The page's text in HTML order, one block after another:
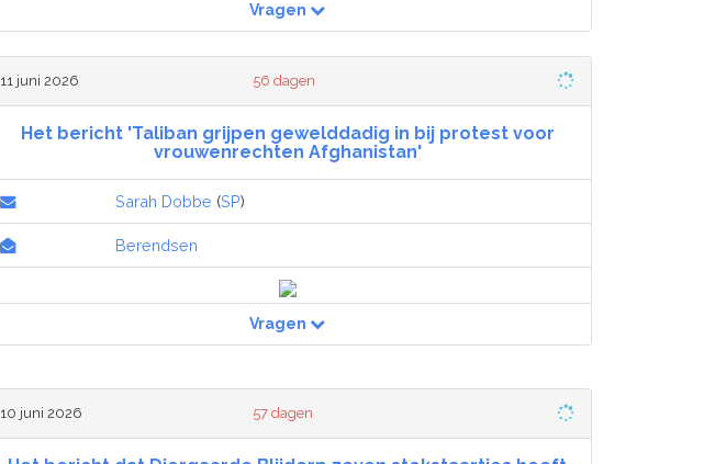
Vragen
11 juni 2026 56 dagen
Het bericht 'Taliban grijpen gewelddadig in bij protest voor
vrouwenrechten Afghanistan'
Sarah Dobbe (SP)
Berendsen
Vragen
10 juni 2026 57 dagen